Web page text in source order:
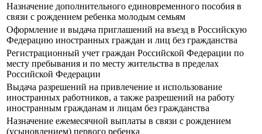
Назначение дополнительного единовременного пособия в
связи с рождением ребенка молодым семьям
Оформление и выдача приглашений на въезд в Российскую
Федерацию иностранных граждан и лиц без гражданства
Регистрационный учет граждан Российской Федерации по
месту пребывания и по месту жительства в пределах
Российской Федерации
Выдача разрешений на привлечение и использование
иностранных работников, а также разрешений на работу
иностранным гражданам и лицам без гражданства
Назначение ежемесячной выплаты в связи с рождением
(усыновлением) первого ребенка